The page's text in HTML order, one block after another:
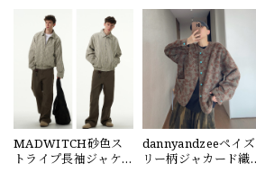
MADWITCH砂色ス
トライプ長袖ジャケ
dannyandzeeペイズ
リー柄ジャカード織